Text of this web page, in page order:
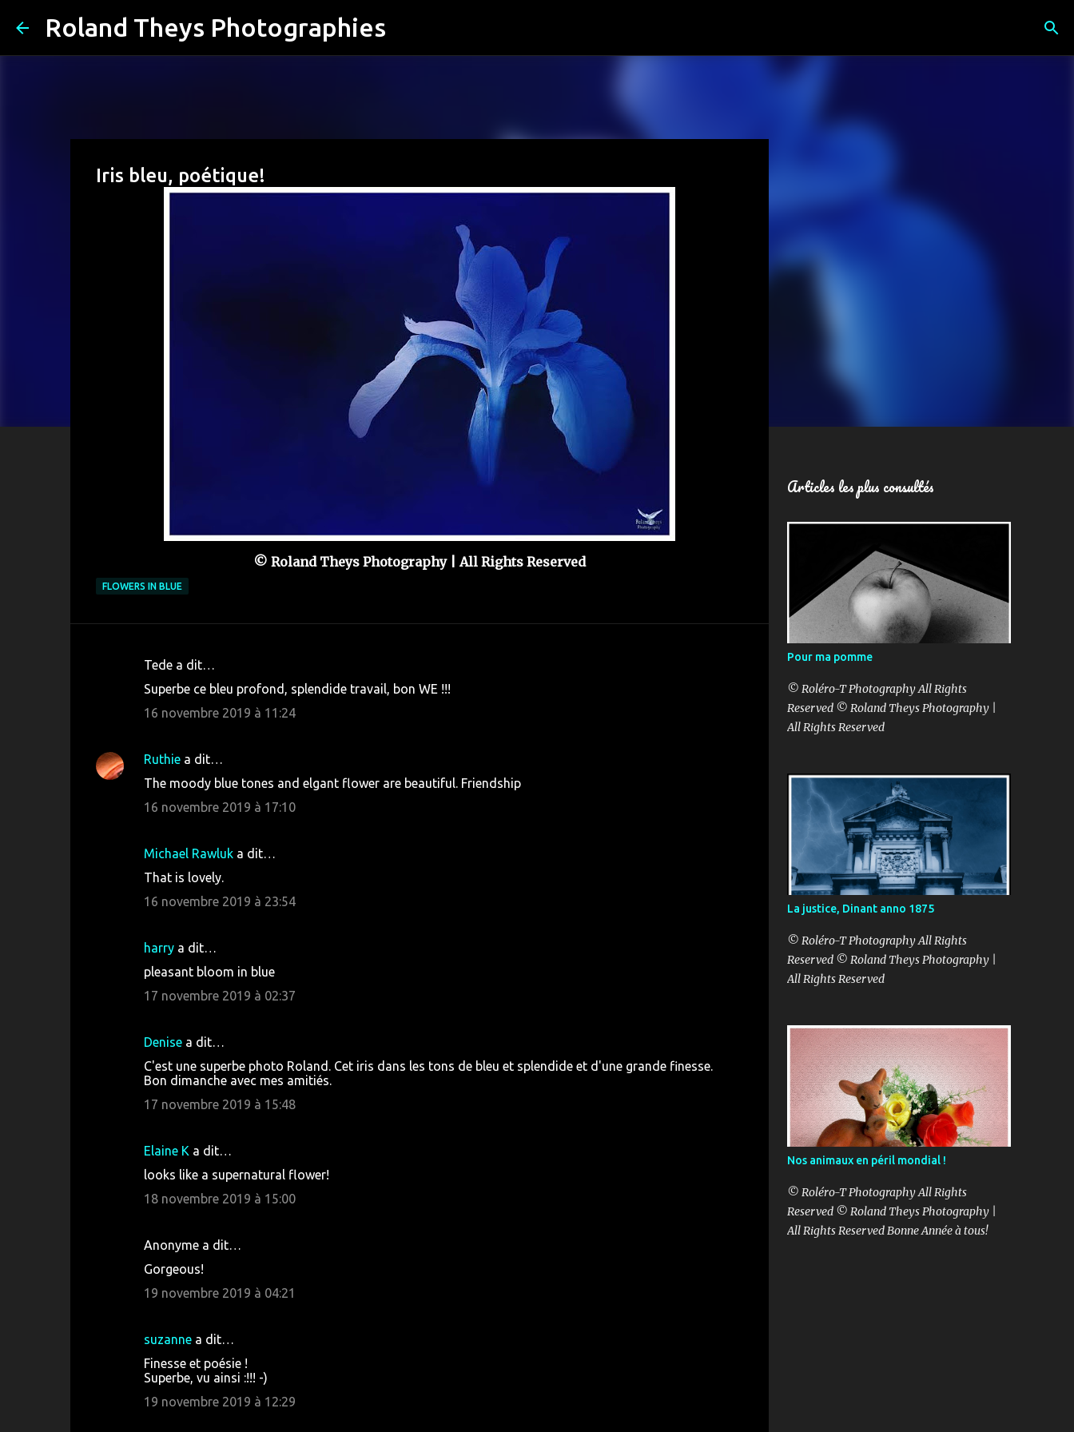
Roland Theys Photographies
Iris bleu, poétique!
© Roland Theys Photography | All Rights Reserved
FLOWERS IN BLUE
e
Tede a dit…
Superbe ce bleu profond, splendide travail, bon WE !!!
16 novembre 2019 à 11:24
Ruthiea dit…
The moody blue tones and elgant flower are beautiful. Friendship
16 novembre 2019 à 17:10
Michael Rawluka dit…
That is lovely.
16 novembre 2019 à 23:54
harrya dit…
pleasant bloom in blue
17 novembre 2019 à 02:37
Denisea dit…
C'est une superbe photo Roland. Cet iris dans les tons de bleu et splendide et d'une grande finesse.
Bon dimanche avec mes amitiés.
17 novembre 2019 à 15:48
Elaine K a dit…
looks like a supernatural flower!
18 novembre 2019 à 15:00
Anonyme a dit…
Gorgeous!
19 novembre 2019 à 04:21
suzannea dit…
Finesse et poésie !
Superbe, vu ainsi :!!! -)
19 novembre 2019 à 12:29
Articles les plus consultés
Pour ma pomme
© Roléro-T Photography All Rights
Reserved © Roland Theys Photography |
All Rights Reserved
La justice, Dinant anno 1875
© Roléro-T Photography All Rights
Reserved © Roland Theys Photography |
All Rights Reserved
Nos animaux en péril mondial !
© Roléro-T Photography All Rights
Reserved © Roland Theys Photography |
All Rights Reserved Bonne Année à tous!